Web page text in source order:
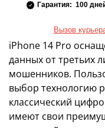
Гарантия: 100
Вызов
iPhone 14 Pro
данных от третьих
мошенников.
выбор технологию
классический
имеют свои